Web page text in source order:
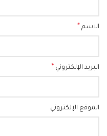
الاسم *
البريد الإلكتروني *
الموقع الإلكتروني